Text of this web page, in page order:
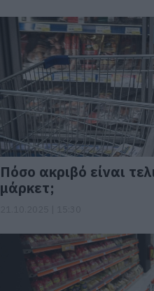
Πόσο ακριβό είναι
μάρκετ;